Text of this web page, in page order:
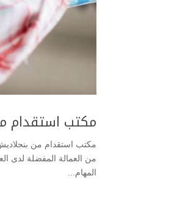
مكتب استقدام
مكتب استقدام من
من العمالة المفضلة لدى
المهام...